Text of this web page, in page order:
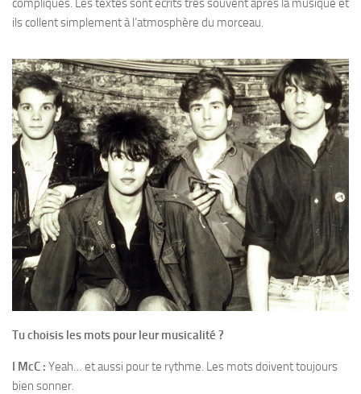
compliqués. Les textes sont écrits très souvent après la musique et
ils collent simplement à l’atmosphère du morceau.
Tu choisis les mots pour leur musicalité ?
I McC : Yeah… et aussi pour te rythme. Les mots doivent toujours
bien sonner.